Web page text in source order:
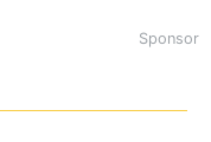
Sponsor